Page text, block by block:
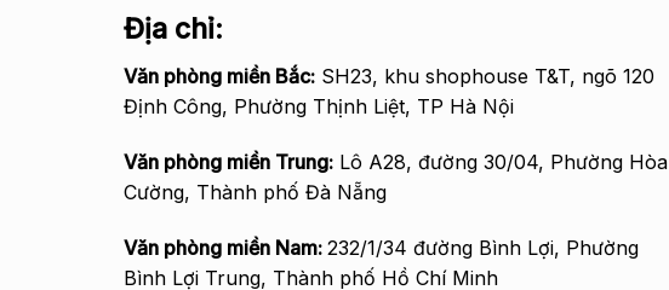
Địa chỉ:
Văn phòng miền Bắc: SH23, khu shophouse T&T, ngõ 120
Định Công, Phường Thịnh Liệt, TP Hà Nội
Văn phòng miền Trung: Lô A28, đường 30/04, Phường Hòa
Cường, Thành phố Đà Nẵng
Văn phòng miền Nam: 232/1/34 đường Bình Lợi, Phường
Bình Lợi Trung, Thành phố Hồ Chí Minh